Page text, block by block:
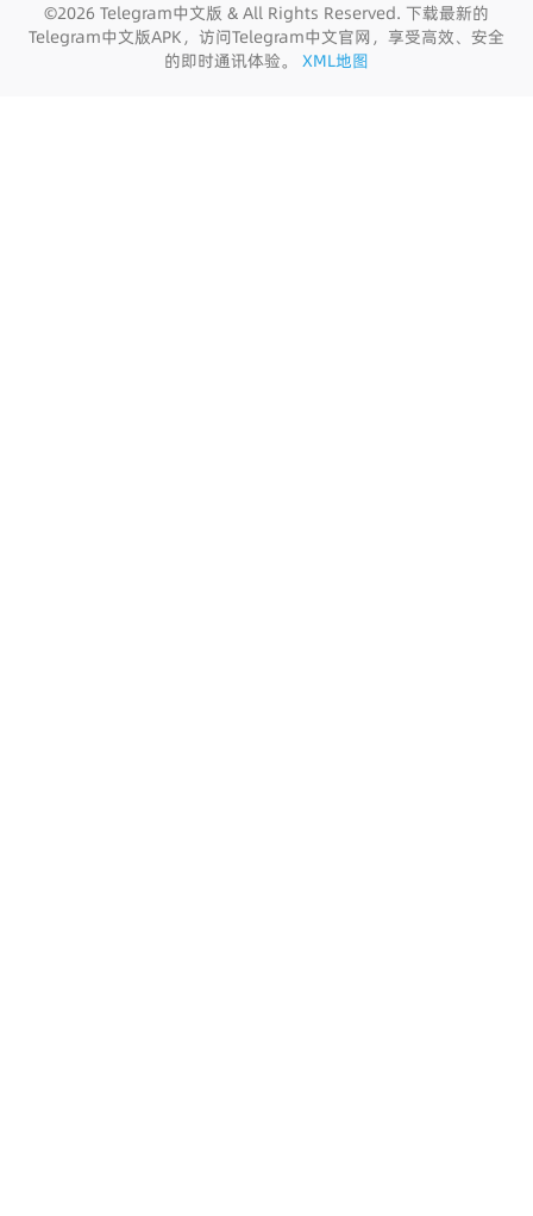
©2026 Telegram中文版 & All Rights Reserved. 下载最新的
Telegram中文版APK，访问Telegram中文官网，享受高效、安全
的即时通讯体验。 XML地图